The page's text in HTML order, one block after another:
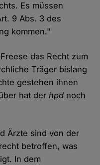
Es müssen
9 Abs. 3 des
kommen."
das Recht zum
Träger bislang
gestehen ihnen
hat derhpd noch
Ärzte sind von der
betroffen, was
In dem